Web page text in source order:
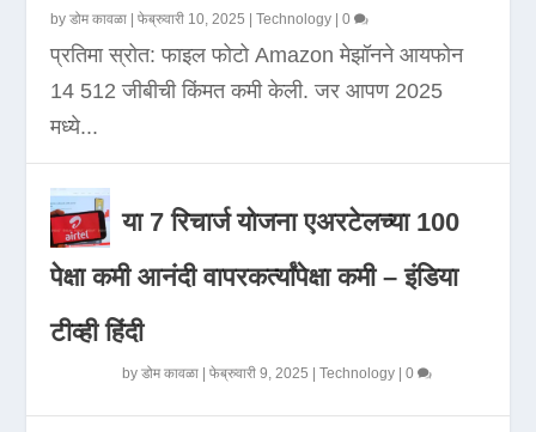
byडोम कावळा |फेब्रुवारी 10, 2025 |Technology |0
प्रतिमा स्रोत: फाइल फोटो Amazon मेझॉनने आयफोन
14 512 जीबीची किंमत कमी केली. जर आपण 2025
मध्ये...
या 7 रिचार्ज योजना एअरटेलच्या 100
पेक्षा कमी आनंदी वापरकर्त्यांपेक्षा कमी – इंडिया
टीव्ही हिंदी
byडोम कावळा |फेब्रुवारी 9, 2025 |Technology |0